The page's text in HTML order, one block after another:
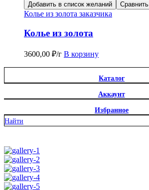
Добавить в список желаний Сравнить
Колье из золота заказчика
Колье из золота
3600,00 ₽/г В корзину
Каталог
Аккаунт
Избранное
Найти